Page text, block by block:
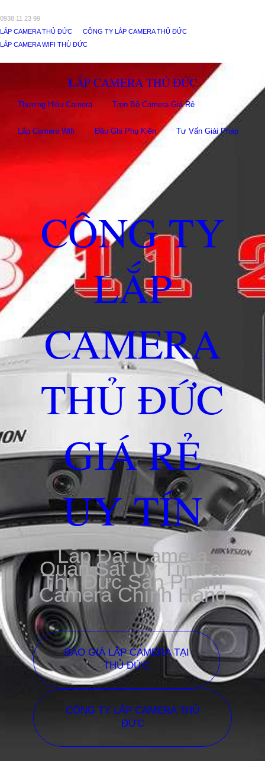
0938 11 23 99
LẮP CAMERA THỦ ĐỨC
CÔNG TY LẮP CAMERA THỦ ĐỨC
LẮP CAMERA WIFI THỦ ĐỨC
LẮP CAMERA THỦ ĐỨC
Thương Hiệu Camera Trọn Bộ Camera Giá Rẻ
Lắp Camera Wifi Đầu Ghi Phụ Kiên Tư Vấn Giải Pháp
CÔNG TY
LẮP
CAMERA
THỦ ĐỨC
GIÁ RẺ
UY TÍN
Lắp Đặt Camera
Quan Sát Uy Tín Tại
Thủ Đức Sản Phẩm
Camera Chính Hãng
BÁO GIÁ LẮP CAMERA TẠI
THỦ ĐỨC
CÔNG TY LẮP CAMERA THỦ
ĐỨC